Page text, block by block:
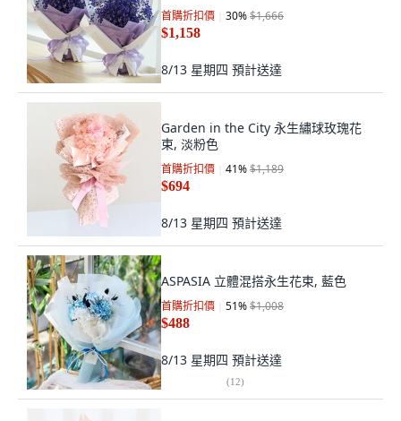
首購折扣價 30%$1,666
$1,158
8/13 星期四 預計送達
Garden in the City 永生繡球玫瑰花
束, 淡粉色
首購折扣價 41%$1,189
$694
8/13 星期四 預計送達
ASPASIA 立體混搭永生花束, 藍色
首購折扣價 51%$1,008
$488
8/13 星期四 預計送達
(12)